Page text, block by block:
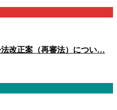
改正案（再審法）につい…